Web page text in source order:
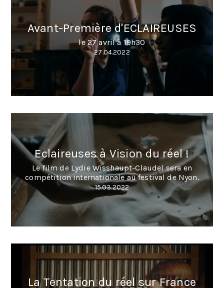
Avant-Première d'ECLAIREUSES
le 27 avril à 19h30
27.04.2022
Eclaireuses à Vision du réel !
Le film de Lydie Wisshaupt-Claudel sera en
compétition internationale au festival de Nyon.
15.03.2022
La Tentation du réel sur France